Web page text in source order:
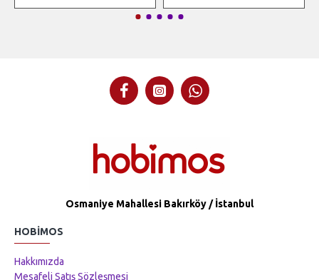
Osmaniye Mahallesi Bakırköy / İstanbul
HOBIMOS
Hakkımızda
Mesafeli Satış Sözleşmesi